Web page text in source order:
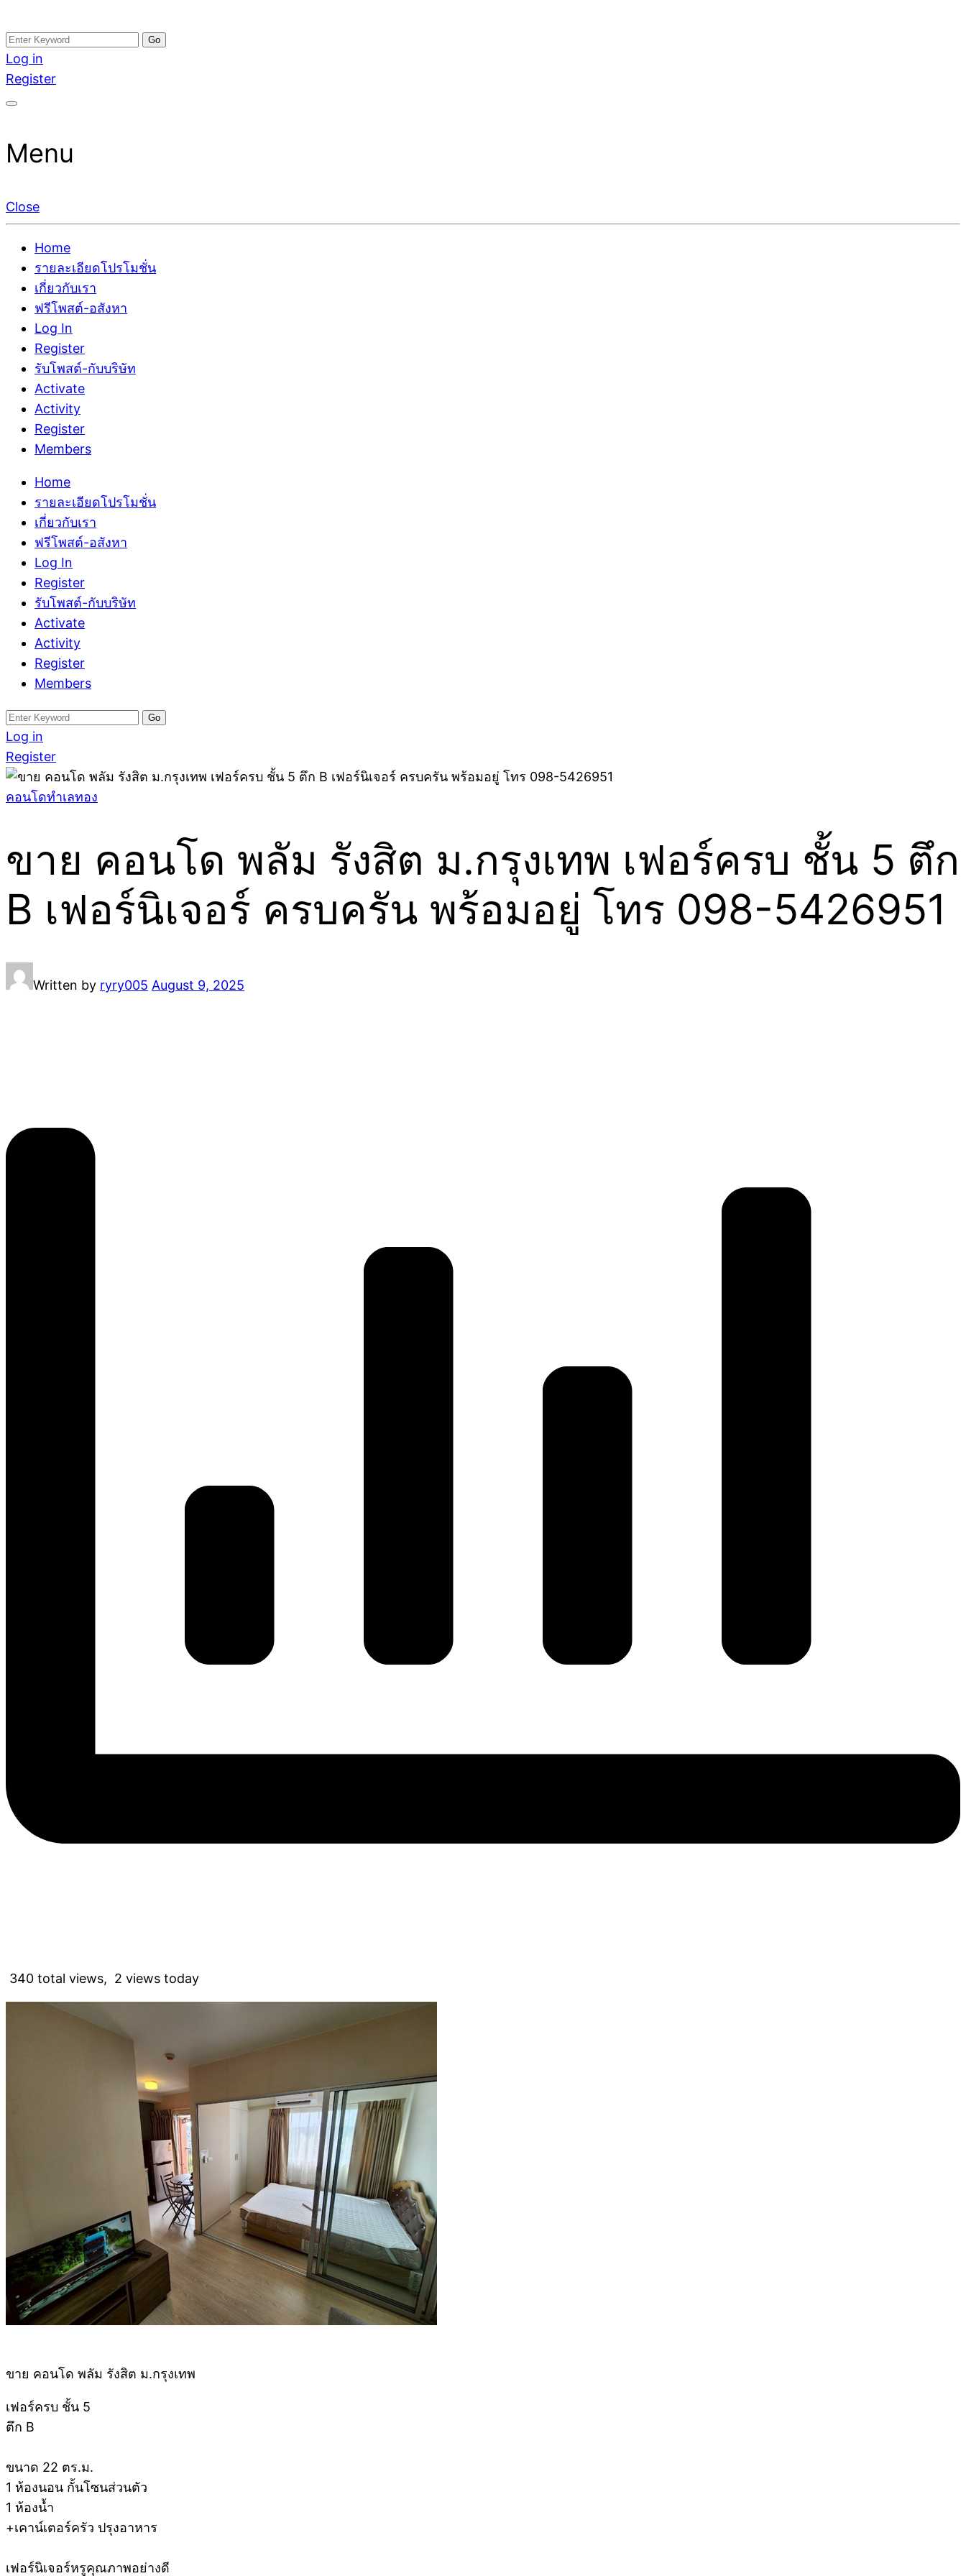
Skip
to
content
อสังหาโพสต์ รีวิวเยอะ รับจ้างโพสต์ขายบ้าน รับจ้างโพสต์อสังหา แตกต่างอย่างตั้งใจ รับรองผล อันดับ1 การโพสต์ขายอสังหา กับทีมงานบริษัท บ้าน ที่ดิน คอนโด
ติดGoogleหน้าแรกได้จริงๆ ใน 7 วัน
รับจ้างโพสอสังหา ขายบ้าน อสังหาโพสต์ เชื่อถือได้จริง รับโพสต์ ที่ดิน กับทีมงานบริษัท ถูกและดีที่สุด ไม่มีค่านายหน้า ขายได้จริงๆ ช่วยสร้างโอกาสในการขายได้มากกว่า ที่
เดียว ที่กล้าการันตีผลงาน ประสบการณ์กว่า20ปี ทีมงานมืออาชีพ ช่วยคุณขายบ้านมานาน ตัวจริง
Search
for:
Log in
Register
Menu
Close
Home
รายละเอียดโปรโมชั่น
เกี่ยวกับเรา
ฟรีโพสต์-อสังหา
Log In
Register
รับโพสต์-กับบริษัท
Activate
Activity
Register
Members
Home
รายละเอียดโปรโมชั่น
เกี่ยวกับเรา
ฟรีโพสต์-อสังหา
Log In
Register
รับโพสต์-กับบริษัท
Activate
Activity
Register
Members
Search
for:
Log in
Register
คอนโดทำเลทอง
ขาย คอนโด พลัม รังสิต ม.กรุงเทพ เฟอร์ครบ ชั้น 5 ตึก
B เฟอร์นิเจอร์ ครบครัน พร้อมอยู่ โทร 098-5426951
Written by ryry005 August 9, 2025
340 total views, 2 views today
ขาย คอนโด พลัม รังสิต ม.กรุงเทพ
เฟอร์ครบ ชั้น 5
ตึก B
ขนาด 22 ตร.ม.
1 ห้องนอน กั้นโซนส่วนตัว
1 ห้องน้ำ
+เคาน์เตอร์ครัว ปรุงอาหาร
เฟอร์นิเจอร์หรูคุณภาพอย่างดี